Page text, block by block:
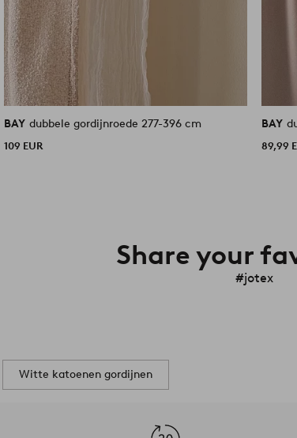
BAY dubbele gordijnroede 277-396 cm
109 EUR
BAY
89,99
Share your
#jotex
Witte katoenen gordijnen